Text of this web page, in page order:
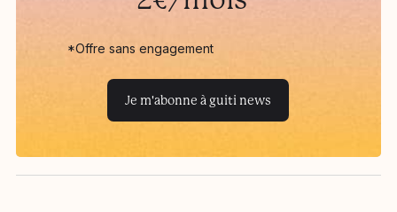
*Offre sans engagement
Je m'abonne à guiti news